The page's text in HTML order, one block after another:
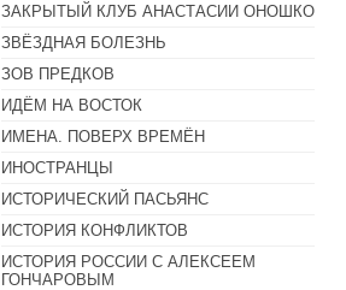
ЗАКРЫТЫЙ КЛУБ АНАСТАСИИ ОНОШКО
ЗВЁЗДНАЯ БОЛЕЗНЬ
ЗОВ ПРЕДКОВ
ИДЁМ НА ВОСТОК
ИМЕНА. ПОВЕРХ ВРЕМЁН
ИНОСТРАНЦЫ
ИСТОРИЧЕСКИЙ ПАСЬЯНС
ИСТОРИЯ КОНФЛИКТОВ
ИСТОРИЯ РОССИИ С АЛЕКСЕЕМ
ГОНЧАРОВЫМ